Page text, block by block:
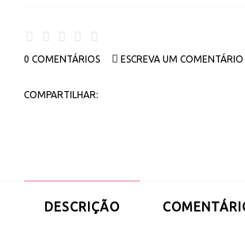
0 COMENTÁRIOS ESCREVA UM COMENTÁRIO
COMPARTILHAR:
DESCRIÇÃO